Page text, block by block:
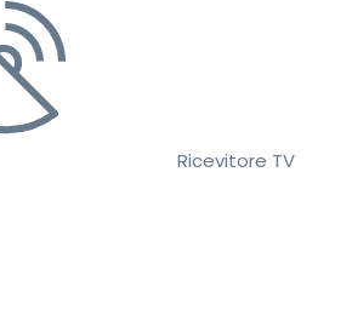
Ricevitore TV